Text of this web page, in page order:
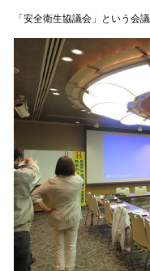
「安全衛生協議会」という会